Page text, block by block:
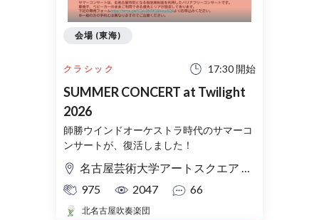
クラシック 17:30 開始
SUMMER CONCERT at Twilight
2026
師勝ウインドオーケストラ時代のサマーコ
ンサートが、復活しました！
名古屋芸術大学アートスクエア 大ホール
975
2047 66
北名古屋吹奏楽団
会場 (東海)